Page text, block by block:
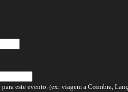
este evento. (ex: viagem a Coimbra,